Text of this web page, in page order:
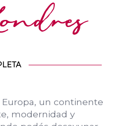
un continente
modernidad y